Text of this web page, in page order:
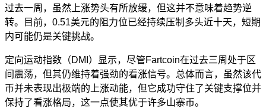
过去一周，虽然上涨势头有所放缓，但这并不意味着趋势逆
转。目前，0.51美元的阻力位已经持续压制多头近十天，短期
内可能仍是关键挑战。
定向运动指数（DMI）显示，尽管Fartcoin在过去三周处于区
间震荡，但其仍维持着强劲的看涨信号。总体而言，虽然该代
币并未表现出极端的上涨动能，但它成功守住了关键支撑位并
保持了看涨格局，这一点使其优于许多山寨币。